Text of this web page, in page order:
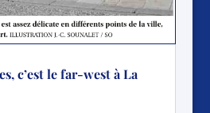
c’est le far-west à La